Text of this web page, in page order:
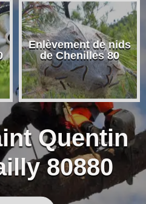
Enlèvement de nids
de Chenilles 80
Quentin
80880